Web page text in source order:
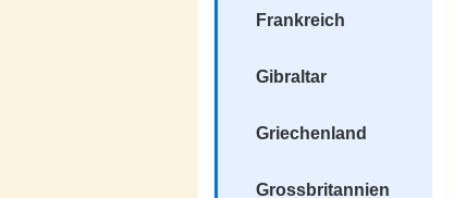
Frankreich
Gibraltar
Griechenland
Grossbritannien